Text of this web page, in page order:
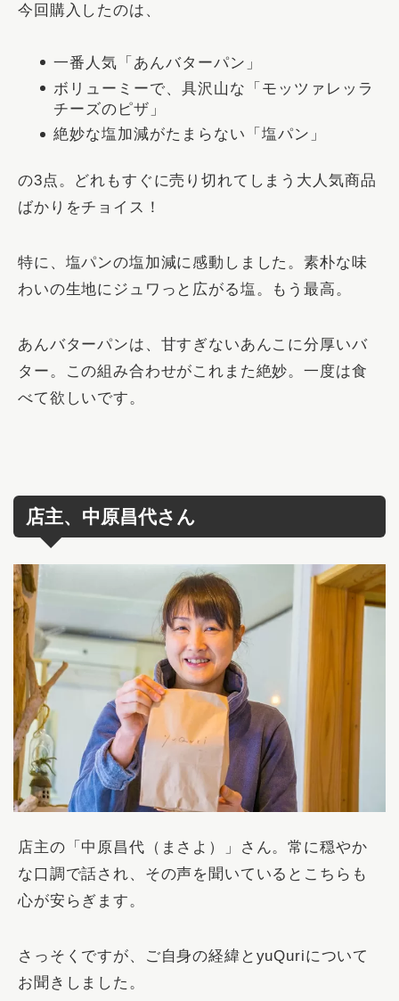
今回購入したのは、
一番人気「あんバターパン」
ボリューミーで、具沢山な「モッツァレッラ
チーズのピザ」
絶妙な塩加減がたまらない「塩パン」
の3点。どれもすぐに売り切れてしまう大人気商品
ばかりをチョイス！
特に、塩パンの塩加減に感動しました。素朴な味
わいの生地にジュワっと広がる塩。もう最高。
あんバターパンは、甘すぎないあんこに分厚いバ
ター。この組み合わせがこれまた絶妙。一度は食
べて欲しいです。
店主、中原昌代さん
店主の「 中原昌代（まさよ）
」さん。常に穏やか
な口調で話され、その声を聞いているとこちらも
心が安らぎます。
さっそくですが、ご自身の経緯とyuQuriについて
お聞きしました。